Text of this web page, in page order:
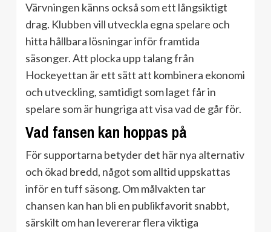
Värvningen känns också som ett långsiktigt
drag. Klubben vill utveckla egna spelare och
hitta hållbara lösningar inför framtida
säsonger. Att plocka upp talang från
Hockeyettan är ett sätt att kombinera ekonomi
och utveckling, samtidigt som laget får in
spelare som är hungriga att visa vad de går för.
Vad fansen kan hoppas på
För supportarna betyder det här nya alternativ
och ökad bredd, något som alltid uppskattas
inför en tuff säsong. Om målvakten tar
chansen kan han bli en publikfavorit snabbt,
särskilt om han levererar flera viktiga